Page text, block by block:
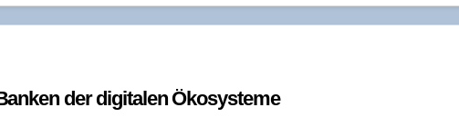
der digi­ta­len Ökosysteme